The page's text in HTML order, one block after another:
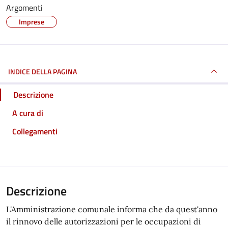
Argomenti
Imprese
INDICE DELLA PAGINA
Descrizione
A cura di
Collegamenti
Descrizione
L'Amministrazione comunale informa che da quest'anno
il rinnovo delle autorizzazioni per le occupazioni di